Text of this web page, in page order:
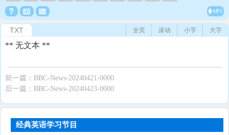
MP3
TXT 大字
小字
滚动
全页
** 无文本 **
前一篇： BBC-News-20240421-0000
后一篇： BBC-News-20240423-0000
经典英语学习节目